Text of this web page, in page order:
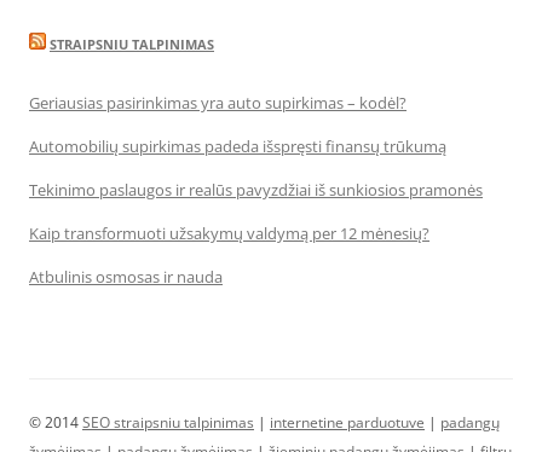
STRAIPSNIU TALPINIMAS
Geriausias pasirinkimas yra auto supirkimas – kodėl?
Automobilių supirkimas padeda išspręsti finansų trūkumą
Tekinimo paslaugos ir realūs pavyzdžiai iš sunkiosios pramonės
Kaip transformuoti užsakymų valdymą per 12 mėnesių?
Atbulinis osmosas ir nauda
© 2014SEO straipsniu talpinimas | internetine parduotuve | padangų